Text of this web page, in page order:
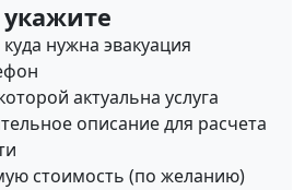
укажите
нужна эвакуация
актуальна услуга
описание для расчета
стоимость (по желанию)